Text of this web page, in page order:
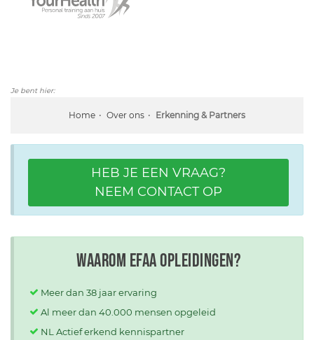
Je bent hier:
Home Over ons Erkenning & Partners
HEB JE EEN VRAAG?
NEEM CONTACT OP
Waarom EFAA opleidingen?
Meer dan 38 jaar ervaring
Al meer dan 40.000 mensen opgeleid
NL Actief erkend kennispartner